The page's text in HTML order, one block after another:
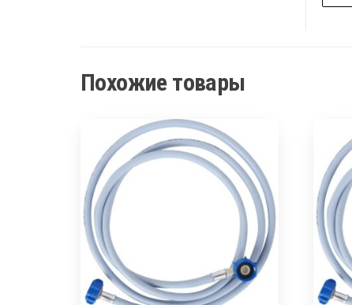
Похожие товары